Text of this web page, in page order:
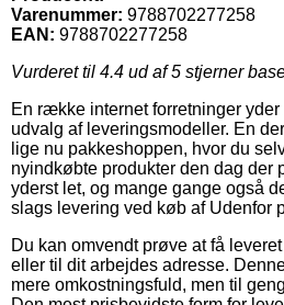
Varenummer: 9788702277258
EAN: 9788702277258
Vurderet til 4.4 ud af 5 stjerner
En række internet forretninger
udvalg af leveringsmodeller. En
lige nu pakkeshoppen, hvor du
nyindkøbte produkter den dag der
yderst let, og mange gange også
slags levering ved køb af Udenfor
Du kan omvendt prøve at få
eller til dit arbejdes adresse.
mere omkostningsfuld, men til